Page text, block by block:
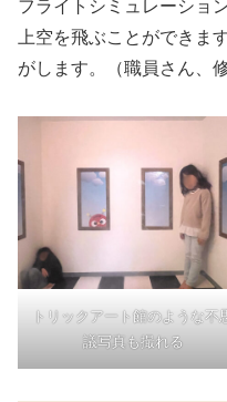
フライトシミュレーショ
上空を飛ぶことができま
がします。（職員さん、
トリックアート館のような不
議写真も撮れる